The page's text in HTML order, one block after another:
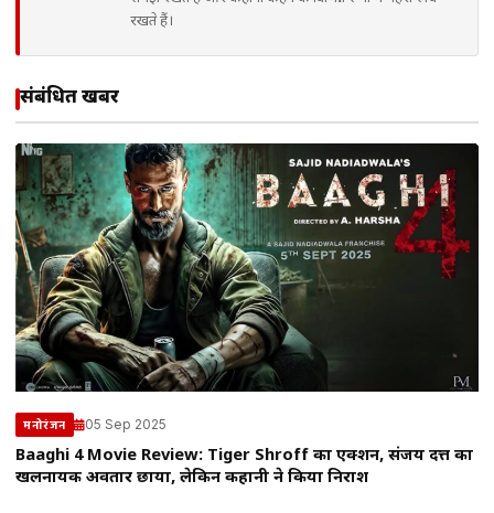
रखते हैं।
संबंधित खबरें
मनोरंजन 05 Sep 2025
Baaghi 4 Movie Review: Tiger Shroff का एक्शन, संजय दत्त का
खलनायक अवतार छाया, लेकिन कहानी ने किया निराश